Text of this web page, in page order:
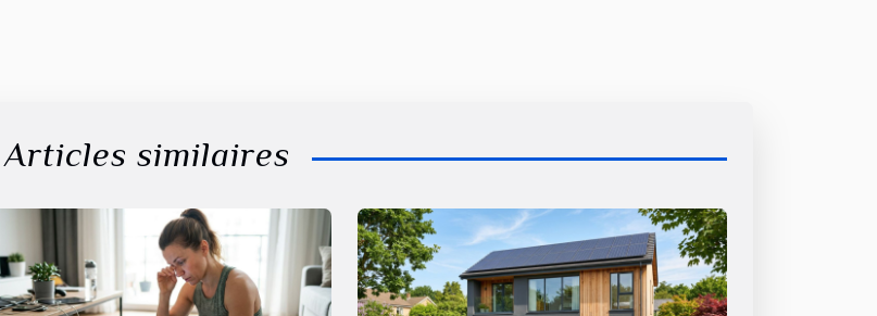
Articles similaires